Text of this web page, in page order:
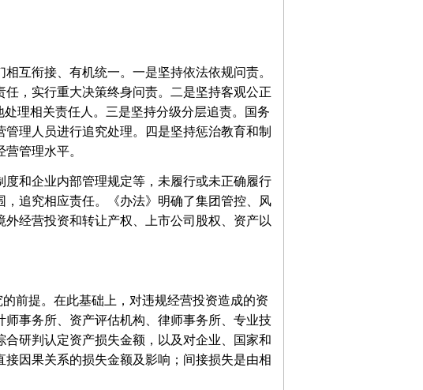
衔接、有机统一。一是坚持依法依规问责。
，实行重大决策终身问责。二是坚持客观公正
理相关责任人。三是坚持分级分层追责。国务
理人员进行追究处理。四是坚持惩治教育和制
管理水平。
和企业内部管理规定等，未履行或未正确履行
追究相应责任。《办法》明确了集团管控、风
经营投资和转让产权、上市公司股权、资产以
前提。在此基础上，对违规经营投资造成的资
事务所、资产评估机构、律师事务所、专业技
研判认定资产损失金额，以及对企业、国家和
因果关系的损失金额及影响；间接损失是由相